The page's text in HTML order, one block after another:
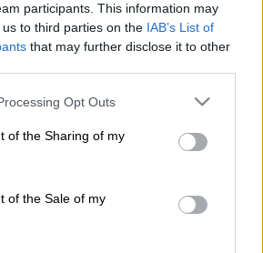
participants. This information may
to third parties on the IAB’s List of
that may further disclose it to other
website/app uses one or more Google
or usage behaviour. You may click to
to Google and its third-party tags to
specified purposes in below Google
Opt Outs
of the Sharing of my
of the Sale of my
είναι1, 9, 18, 26, 44 και
3.
21:36
τυχεροί αριθμοί για